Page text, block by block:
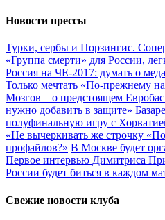
Новости прессы
Турки, сербы и Порзингис.
«Группа смерти» для России,
Россия на ЧЕ-2017: думать о
Только мечтать «По-прежнему
Мозгов – о предстоящем
нужно добавить в защите»
полуфинальную игру с
«Не вычеркивать же строчку
профайлов?» В Москве будет
Первое интервью Димитриса
России будет биться в каждом
Свежие новости клуба